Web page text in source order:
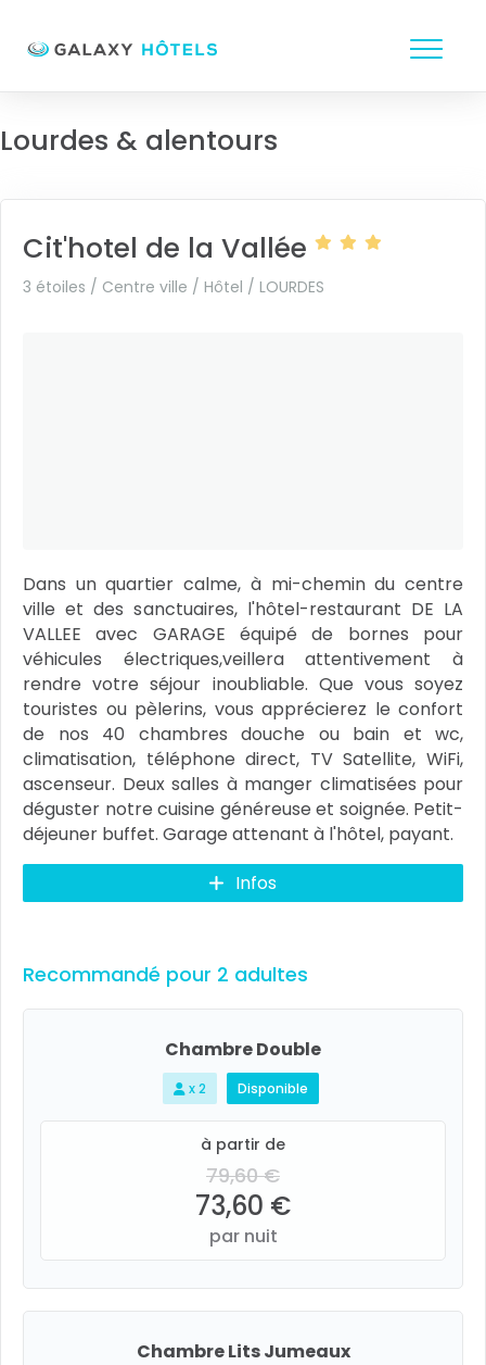
Lourdes & alentours
Cit'hotel de la Vallée
3 étoiles / Centre ville / Hôtel / LOURDES
Dans un quartier calme, à mi-chemin du centre
ville et des sanctuaires, l'hôtel-restaurant DE LA
VALLEE avec GARAGE équipé de bornes pour
véhicules électriques,veillera attentivement à
rendre votre séjour inoubliable. Que vous soyez
touristes ou pèlerins, vous apprécierez le confort
de nos 40 chambres douche ou bain et wc,
climatisation, téléphone direct, TV Satellite, WiFi,
ascenseur. Deux salles à manger climatisées pour
déguster notre cuisine généreuse et soignée. Petit-
déjeuner buffet. Garage attenant à l'hôtel, payant.
Infos
Recommandé pour 2 adultes
Chambre Double
x 2 Disponible
à partir de
79,60 €
73,60 €
par nuit
Chambre Lits Jumeaux